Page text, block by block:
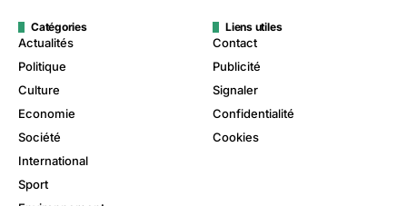
Catégories
Actualités
Politique
Culture
Economie
Société
International
Sport
Liens utiles
Contact
Publicité
Signaler
Confidentialité
Cookies